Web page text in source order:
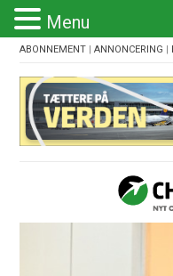
ABONNEMENT |ANNONCERING |
Menu